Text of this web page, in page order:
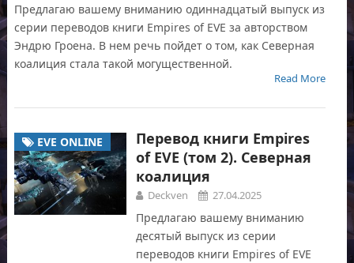
Предлагаю вашему вниманию одиннадцатый выпуск из
серии переводов книги Empires of EVE за авторством
Эндрю Гроена. В нем речь пойдет о том, как Северная
коалиция стала такой могущественной.
Read More
EVE ONLINE
Перевод книги Empires
of EVE (том 2). Северная
коалиция
Deckven 27.04.2025
Предлагаю вашему вниманию
десятый выпуск из серии
переводов книги Empires of EVE